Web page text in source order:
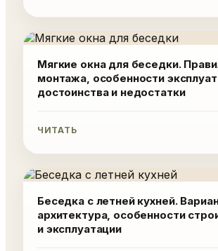
Мягкие окна для беседки.
монтажа, особенности
достоинства и недостатки
ЧИТАТЬ
Беседка с летней кухней.
архитектура, особенности
и эксплуатации